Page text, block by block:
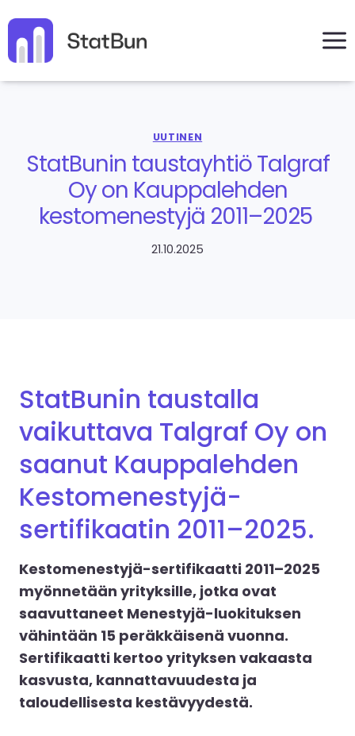
sisältöön
UUTINEN
StatBunin taustayhtiö Talgraf
Oy on Kauppalehden
kestomenestyjä 2011–2025
21.10.2025
StatBunin taustalla
vaikuttava Talgraf Oy on
saanut Kauppalehden
Kestomenestyjä-
sertifikaatin 2011–2025.
Kestomenestyjä-sertifikaatti 2011–2025
myönnetään yrityksille, jotka ovat
saavuttaneet Menestyjä-luokituksen
vähintään 15 peräkkäisenä vuonna.
Sertifikaatti kertoo yrityksen vakaasta
kasvusta, kannattavuudesta ja
taloudellisesta kestävyydestä.